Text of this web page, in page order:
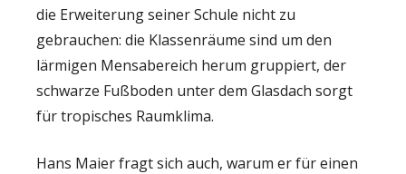
die Erweiterung seiner Schule nicht zu
gebrauchen: die Klassenräume sind um den
lärmigen Mensabereich herum gruppiert, der
schwarze Fußboden unter dem Glasdach sorgt
für tropisches Raumklima.
Hans Maier fragt sich auch, warum er für einen